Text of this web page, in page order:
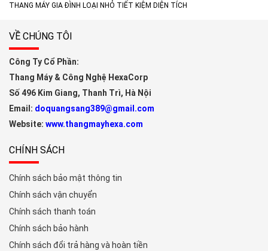
THANG MÁY GIA ĐÌNH LOẠI NHỎ TIẾT KIỆM DIỆN TÍCH
VỀ CHÚNG TÔI
Công Ty Cổ Phần:
Thang Máy & Công Nghệ HexaCorp
Số 496 Kim Giang, Thanh Trì, Hà Nội
Email: doquangsang389@gmail.com
Website: www.thangmayhexa.com
CHÍNH SÁCH
Chính sách bảo mật thông tin
Chính sách vận chuyển
Chính sách thanh toán
Chính sách bảo hành
Chính sách đổi trả hàng và hoàn tiền